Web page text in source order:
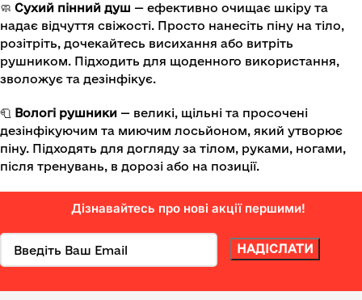
🧼 Сухий пінний душ — ефективно очищає шкіру та
надає відчуття свіжості. Просто нанесіть піну на тіло,
розітріть, дочекайтесь висихання або витріть
рушником. Підходить для щоденного використання,
зволожує та дезінфікує.
🧻 Вологі рушники — великі, щільні та просочені
дезінфікуючим та миючим лосьйоном, який утворює
піну. Підходять для догляду за тілом, руками, ногами,
після тренувань, в дорозі або на позиції.
Дізнавайтесь про нові акції першими!